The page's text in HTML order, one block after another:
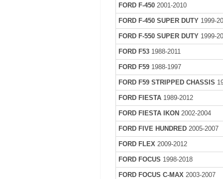
FORD F-450 2001-2010
FORD F-450 SUPER DUTY 1999-
FORD F-550 SUPER DUTY 1999-
FORD F53 1988-2011
FORD F59 1988-1997
FORD F59 STRIPPED CHASSIS
FORD FIESTA 1989-2012
FORD FIESTA IKON 2002-2004
FORD FIVE HUNDRED2005-2007
FORD FLEX 2009-2012
FORD FOCUS 1998-2018
FORD FOCUS C-MAX 2003-2007